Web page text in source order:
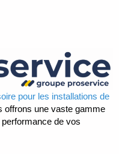
pour les installations de
offrons une vaste gamme
de vos